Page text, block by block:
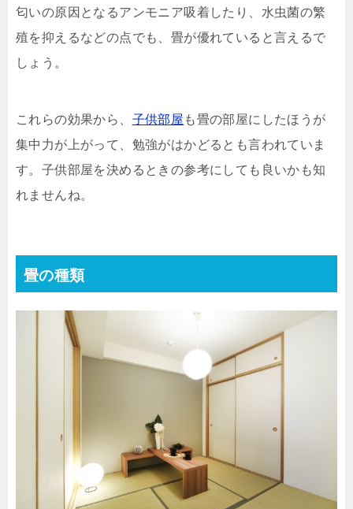
匂いの原因となるアンモニア吸着したり、水虫菌の繁
殖を抑えるなどの点でも、畳が優れていると言えるで
しょう。
これらの効果から、 子供部屋 も畳の部屋にしたほうが
集中力が上がって、勉強がはかどるとも言われていま
す。子供部屋を決めるときの参考にしても良いかも知
れませんね。
畳の種類